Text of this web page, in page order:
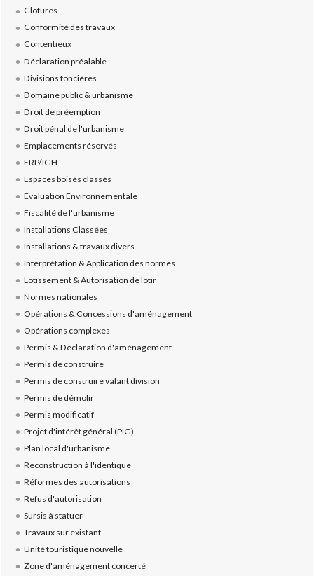
Clôtures
Conformité des travaux
Contentieux
Déclaration préalable
Divisions foncières
Domaine public & urbanisme
Droit de préemption
Droit pénal de l'urbanisme
Emplacements réservés
ERP/IGH
Espaces boisés classés
Evaluation Environnementale
Fiscalité de l'urbanisme
Installations Classées
Installations & travaux divers
Interprétation & Application des normes
Lotissement & Autorisation de lotir
Normes nationales
Opérations & Concessions d'aménagement
Opérations complexes
Permis & Déclaration d'aménagement
Permis de construire
Permis de construire valant division
Permis de démolir
Permis modificatif
Projet d'intérêt général (PIG)
Plan local d'urbanisme
Reconstruction à l'identique
Réformes des autorisations
Refus d'autorisation
Sursis à statuer
Travaux sur existant
Unité touristique nouvelle
Zone d'aménagement concerté